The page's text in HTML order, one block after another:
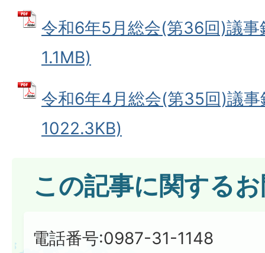
令和6年5月総会(第36回)議
1.1MB)
令和6年4月総会(第35回)議
1022.3KB)
この記事に関する
電話番号:0987-31-1148